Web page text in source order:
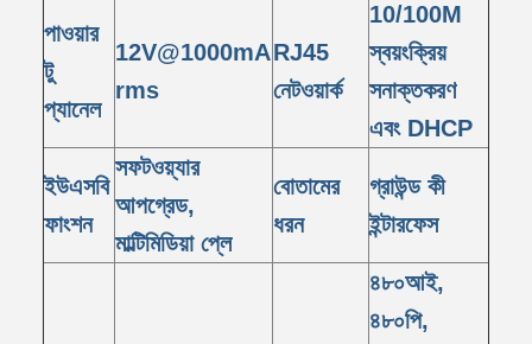
পাওয়ার
টু
প্যানেল
12V@1000mA
rms
RJ45
নেটওয়ার্ক
10/100M
স্বয়ংক্রিয়
সনাক্তকরণ
এবং DHCP
ইউএসবি
ফাংশন
সফটওয়্যার
আপগ্রেড,
মাল্টিমিডিয়া প্লে
বোতামের
ধরন
গ্রাউন্ড কী
ইন্টারফেস
৪৮০আই,
৪৮০পি,